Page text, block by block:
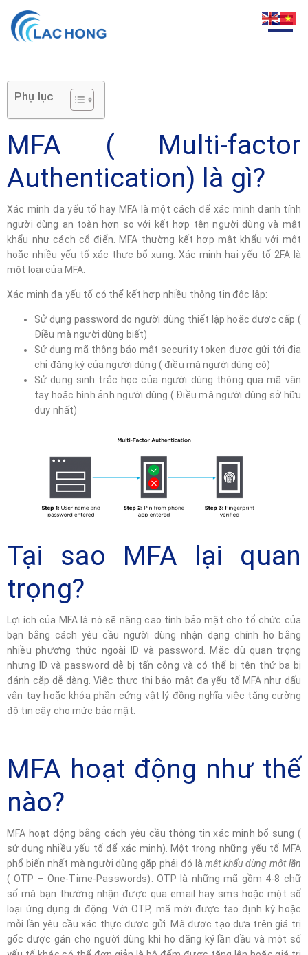
Phụ lục
MFA ( Multi-factor
Authentication) là gì?
Xác minh đa yếu tố hay MFA là một cách để xác minh danh tính
người dùng an toàn hơn so với kết hợp tên người dùng và mật
khẩu như cách cổ điển. MFA thường kết hợp mật khẩu với một
hoặc nhiều yếu tố xác thực bổ xung. Xác minh hai yếu tố 2FA là
một loại của MFA.
Xác minh đa yếu tố có thể kết hợp nhiều thông tin độc lập:
Sử dụng password do người dùng thiết lập hoặc được cấp (
Điều mà người dùng biết)
Sử dụng mã thông báo mật security token được gửi tới địa
chỉ đăng ký của người dùng ( điều mà người dùng có)
Sử dụng sinh trắc học của người dùng thông qua mã vân
tay hoặc hình ảnh người dùng ( Điều mà người dùng sở hữu
duy nhất)
Tại sao MFA lại quan
trọng?
Lợi ích của MFA là nó sẽ nâng cao tính bảo mật cho tổ chức của
bạn bằng cách yêu cầu người dùng nhận dạng chính họ bằng
nhiều phương thức ngoài ID và password. Mặc dù quan trọng
nhưng ID và password dễ bị tấn công và có thể bị tên thứ ba bị
đánh cắp dễ dàng. Việc thực thi bảo mật đa yếu tố MFA như dấu
vân tay hoặc khóa phần cứng vật lý đồng nghĩa việc tăng cường
độ tin cậy cho mức bảo mật.
MFA hoạt động như thế
nào?
MFA hoạt động bằng cách yêu cầu thông tin xác minh bổ sung (
sử dụng nhiều yếu tố để xác minh). Một trong những yếu tố MFA
phổ biến nhất mà người dùng gặp phải đó làmật khẩu dùng một lần
( OTP – One-Time-Passwords). OTP là những mã gồm 4-8 chữ
số mà bạn thường nhận được qua email hay sms hoặc một số
loại ứng dụng di động. Với OTP, mã mới được tạo định kỳ hoặc
mỗi lần yêu cầu xác thực được gửi. Mã được tạo dựa trên giá trị
gốc được gán cho người dùng khi họ đăng ký lần đầu và một số